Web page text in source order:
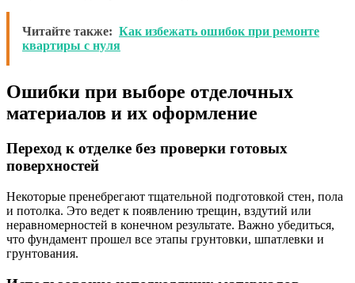
Читайте также: Как избежать ошибок при ремонте
квартиры с нуля
Ошибки при выборе отделочных
материалов и их оформление
Переход к отделке без проверки готовых
поверхностей
Некоторые пренебрегают тщательной подготовкой стен, пола
и потолка. Это ведет к появлению трещин, вздутий или
неравномерностей в конечном результате. Важно убедиться,
что фундамент прошел все этапы грунтовки, шпатлевки и
грунтования.